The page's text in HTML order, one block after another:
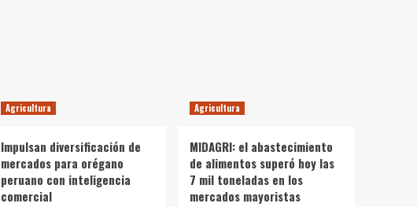
Agricultura
Impulsan diversificación de
mercados para orégano
peruano con inteligencia
comercial
Agricultura
MIDAGRI: el abastecimiento
de alimentos superó hoy las
7 mil toneladas en los
mercados mayoristas